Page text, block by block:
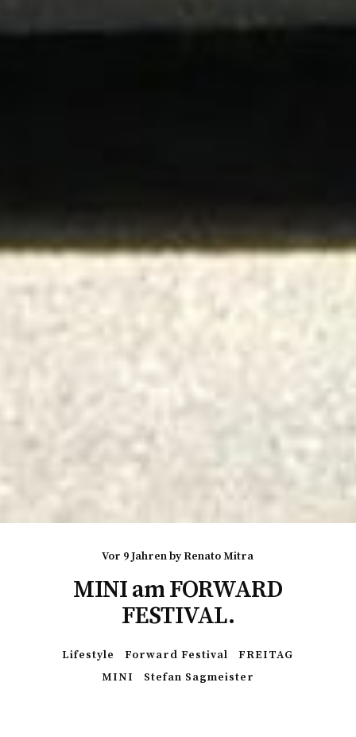
vor 9 JahrenbyRenato Mitra
MINI am FORWARD
FESTIVAL.
Lifestyle Forward Festival
FREITAG
MINI
Stefan Sagmeister